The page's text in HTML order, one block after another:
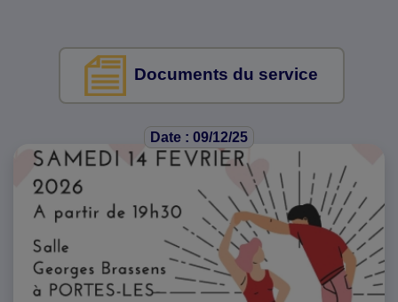
Documents du service
Date : 09/12/25